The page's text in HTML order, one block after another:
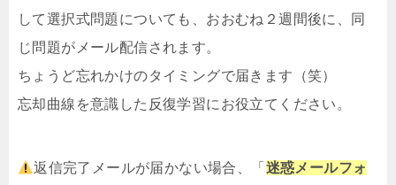
して選択式問題についても、おおむね２週間後に、同
じ問題がメール配信されます。
ちょうど忘れかけのタイミングで届きます（笑）
忘却曲線を意識した反復学習にお役立てください。
返信完了メールが届かない場合、「 迷惑メールフォ